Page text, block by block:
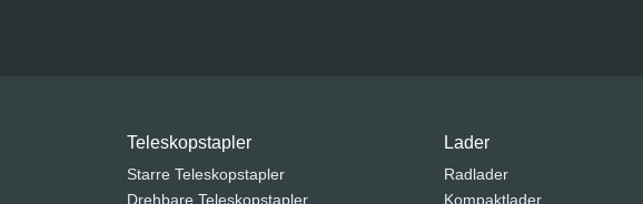
Teleskopstapler
Starre Teleskopstapler
Drehbare Teleskopstapler
Lader
Radlader
Kompaktlader